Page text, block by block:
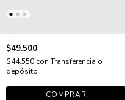
$49.500
$44.550 con Transferencia o
depósito